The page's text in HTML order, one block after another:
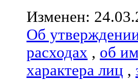
Изменен:
Об
расходах , об
характера лиц ,